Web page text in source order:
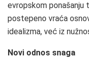
evropskom ponašanju
postepeno vraća
idealizma, već iz
Novi odnos snaga